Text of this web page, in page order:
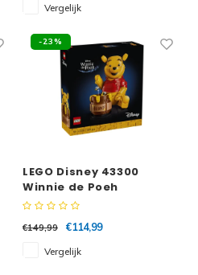
Vergelijk
-23%
LEGO Disney 43300
Winnie de Poeh
€149,99
€114,99
Vergelijk